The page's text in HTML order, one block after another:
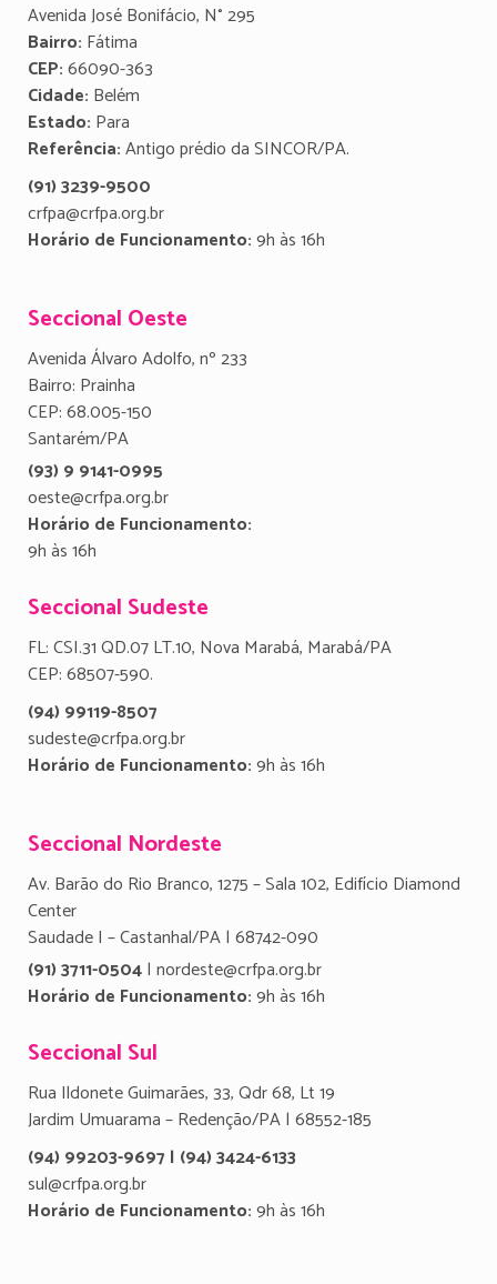
Avenida José Bonifácio, N° 295
Bairro: Fátima
CEP:66090-363
Cidade: Belém
Estado: Para
Referência:Antigo prédio da SINCOR/PA.
(91) 3239-9500
crfpa@crfpa.org.br
Horário de Funcionamento:9h às 16h
Seccional Oeste
Avenida Álvaro Adolfo, nº 233
Bairro: Prainha
CEP: 68.005-150
Santarém/PA
(93) 9 9141-0995
oeste@crfpa.org.br
Horário de Funcionamento:
9h às 16h
Seccional Sudeste
FL: CSI.31 QD.07 LT.10, Nova Marabá, Marabá/PA
CEP: 68507-590.
(94) 99119-8507
sudeste@crfpa.org.br
Horário de Funcionamento:9h às 16h
Seccional Nordeste
Av. Barão do Rio Branco, 1275 – Sala 102, Edifício Diamond
Center
Saudade I – Castanhal/PA | 68742-090
(91) 3711-0504| nordeste@crfpa.org.br
Horário de Funcionamento:9h às 16h
Seccional Sul
Rua Ildonete Guimarães, 33, Qdr 68, Lt 19
Jardim Umuarama – Redenção/PA | 68552-185
(94) 99203-9697 | (94) 3424-6133
sul@crfpa.org.br
Horário de Funcionamento:9h às 16h